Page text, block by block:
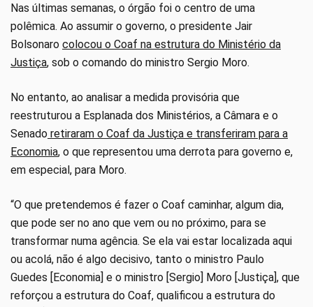
Nas últimas semanas, o órgão foi o centro de uma
polêmica. Ao assumir o governo, o presidente Jair
Bolsonaro colocou o Coaf na estrutura do Ministério da
Justiça, sob o comando do ministro Sergio Moro.
No entanto, ao analisar a medida provisória que
reestruturou a Esplanada dos Ministérios, a Câmara e o
Senado retiraram o Coaf da Justiça e transferiram para a
Economia, o que representou uma derrota para governo e,
em especial, para Moro.
“O que pretendemos é fazer o Coaf caminhar, algum dia,
que pode ser no ano que vem ou no próximo, para se
transformar numa agência. Se ela vai estar localizada aqui
ou acolá, não é algo decisivo, tanto o ministro Paulo
Guedes [Economia] e o ministro [Sergio] Moro [Justiça], que
reforçou a estrutura do Coaf, qualificou a estrutura do